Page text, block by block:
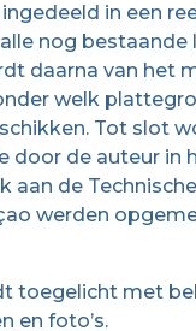
in een
nog bestaande
daarna van het
welk
Tot slot
door de auteur in
aan de
werden
toegelicht met
en foto’s.